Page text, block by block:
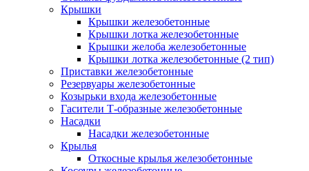
Крышки
Крышки железобетонные
Крышки лотка железобетонные
Крышки желоба железобетонные
Крышки лотка железобетонные (2 тип)
Приставки железобетонные
Резервуары железобетонные
Козырьки входа железобетонные
Гасители Т-образные железобетонные
Насадки
Насадки железобетонные
Крылья
Откосные крылья железобетонные